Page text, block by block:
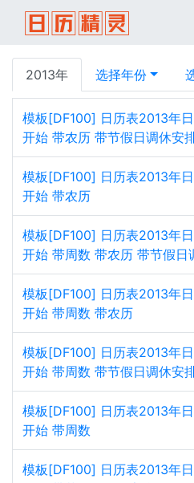
2013年 选择年份
模板[DF100] 日历表2013年
开始 带农历 带节假日调休安
模板[DF100] 日历表2013年
开始 带农历
模板[DF100] 日历表2013年
开始 带周数 带农历 带节假日
模板[DF100] 日历表2013年
开始 带周数 带农历
模板[DF100] 日历表2013年
开始 带周数 带节假日调休安
模板[DF100] 日历表2013年
开始 带周数
模板[DF100] 日历表2013年